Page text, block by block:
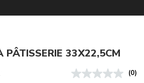
PÂTISSERIE 33X22,5CM
(0)